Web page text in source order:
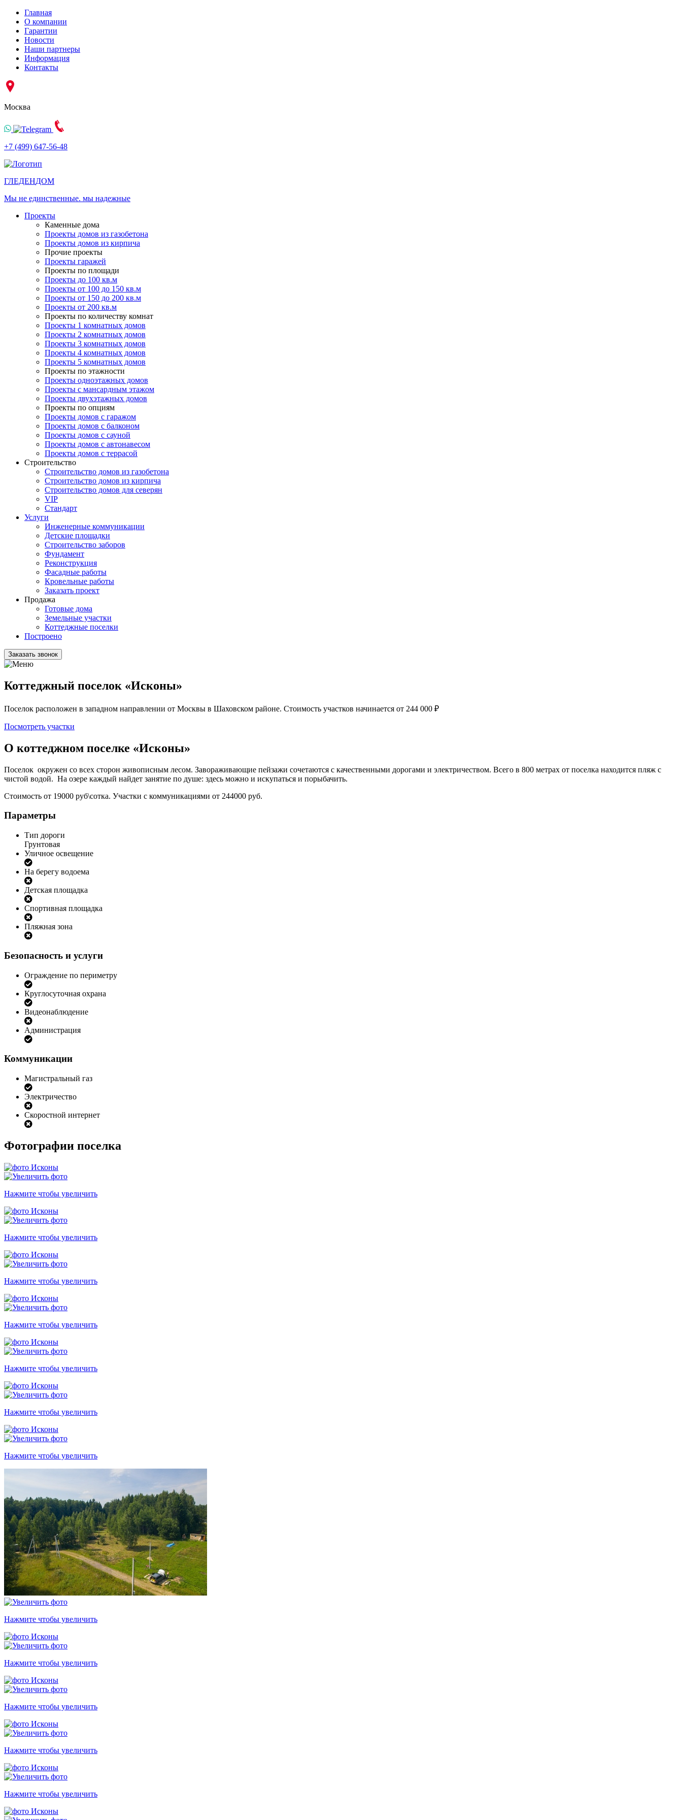
Главная
О компании
Гарантии
Новости
Наши партнеры
Информация
Контакты
Москва
+7 (499) 647-56-48
ГЛЕДЕНДОМ
Мы не единственные. мы надежные
Проекты
Каменные дома
Проекты домов из газобетона
Проекты домов из кирпича
Прочие проекты
Проекты гаражей
Проекты по площади
Проекты до 100 кв.м
Проекты от 100 до 150 кв.м
Проекты от 150 до 200 кв.м
Проекты от 200 кв.м
Проекты по количеству комнат
Проекты 1 комнатных домов
Проекты 2 комнатных домов
Проекты 3 комнатных домов
Проекты 4 комнатных домов
Проекты 5 комнатных домов
Проекты по этажности
Проекты одноэтажных домов
Проекты с мансардным этажом
Проекты двухэтажных домов
Проекты по опциям
Проекты домов с гаражом
Проекты домов с балконом
Проекты домов с сауной
Проекты домов с автонавесом
Проекты домов с террасой
Строительство
Строительство домов из газобетона
Строительство домов из кирпича
Строительство домов для северян
VIP
Стандарт
Услуги
Инженерные коммуникации
Детские площадки
Строительство заборов
Фундамент
Реконструкция
Фасадные работы
Кровельные работы
Заказать проект
Продажа
Готовые дома
Земельные участки
Коттеджные поселки
Построено
Заказать звонок
Коттеджный поселок «Исконы»
Поселок расположен в западном направлении от Москвы в Шаховском районе. Стоимость участков начинается от 244 000 ₽
Посмотреть участки
О коттеджном поселке «Исконы»
Поселок окружен со всех сторон живописным лесом. Завораживающие пейзажи сочетаются с качественными дорогами и электричеством. Всего в 800 метрах от поселка находится пляж с
чистой водой. На озере каждый найдет занятие по душе: здесь можно и искупаться и порыбачить.
Стоимость от 19000 руб\сотка. Участки с коммуникациями от 244000 руб.
Параметры
Тип дороги
Грунтовая
Уличное освещение
На берегу водоема
Детская площадка
Спортивная площадка
Пляжная зона
Безопасность и услуги
Ограждение по периметру
Круглосуточная охрана
Видеонаблюдение
Администрация
Коммуникации
Магистральный газ
Электричество
Скоростной интернет
Фотографии поселка
Нажмите чтобы увеличить
Нажмите чтобы увеличить
Нажмите чтобы увеличить
Нажмите чтобы увеличить
Нажмите чтобы увеличить
Нажмите чтобы увеличить
Нажмите чтобы увеличить
Нажмите чтобы увеличить
Нажмите чтобы увеличить
Нажмите чтобы увеличить
Нажмите чтобы увеличить
Нажмите чтобы увеличить